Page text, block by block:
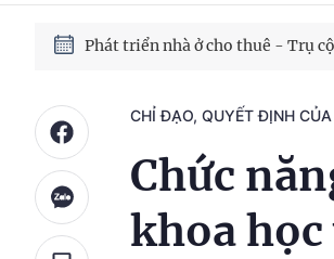
Phát triển nhà ở cho thuê - Trụ
CHỈ ĐẠO, QUYẾT ĐỊNH
Chức
khoa học